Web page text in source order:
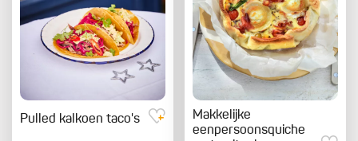
Pulled kalkoen taco's
Makkelijke
eenpersoonsquiche